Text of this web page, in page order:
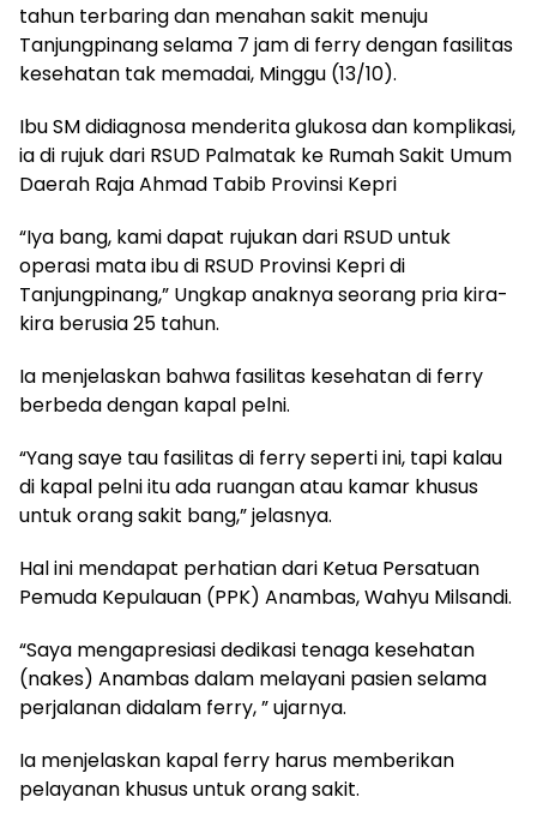
tahun terbaring dan menahan sakit menuju
Tanjungpinang selama 7 jam di ferry dengan fasilitas
kesehatan tak memadai, Minggu (13/10).
Ibu SM didiagnosa menderita glukosa dan komplikasi,
ia di rujuk dari RSUD Palmatak ke Rumah Sakit Umum
Daerah Raja Ahmad Tabib Provinsi Kepri
“Iya bang, kami dapat rujukan dari RSUD untuk
operasi mata ibu di RSUD Provinsi Kepri di
Tanjungpinang,” Ungkap anaknya seorang pria kira-
kira berusia 25 tahun.
Ia menjelaskan bahwa fasilitas kesehatan di ferry
berbeda dengan kapal pelni.
“Yang saye tau fasilitas di ferry seperti ini, tapi kalau
di kapal pelni itu ada ruangan atau kamar khusus
untuk orang sakit bang,” jelasnya.
Hal ini mendapat perhatian dari Ketua Persatuan
Pemuda Kepulauan (PPK) Anambas, Wahyu Milsandi.
“Saya mengapresiasi dedikasi tenaga kesehatan
(nakes) Anambas dalam melayani pasien selama
perjalanan didalam ferry, ” ujarnya.
Ia menjelaskan kapal ferry harus memberikan
pelayanan khusus untuk orang sakit.